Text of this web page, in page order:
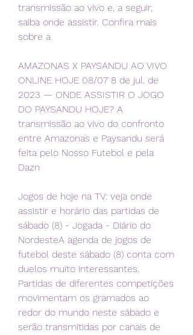
transmissão ao vivo e, a seguir,
saiba onde assistir. Confira mais
sobre a
AMAZONAS X PAYSANDU AO VIVO
ONLINE HOJE 08/07 8 de jul. de
2023 — ONDE ASSISTIR O JOGO
DO PAYSANDU HOJE? A
transmissão ao vivo do confronto
entre Amazonas e Paysandu será
feita pelo Nosso Futebol e pela
Dazn
Jogos de hoje na TV: veja onde
assistir e horário das partidas de
sábado (8) - Jogada - Diário do
NordesteA agenda de jogos de
futebol deste sábado (8) conta com
duelos muito interessantes.
Partidas de diferentes competições
movimentam os gramados ao
redor do mundo neste sábado e
serão transmitidas por canais de